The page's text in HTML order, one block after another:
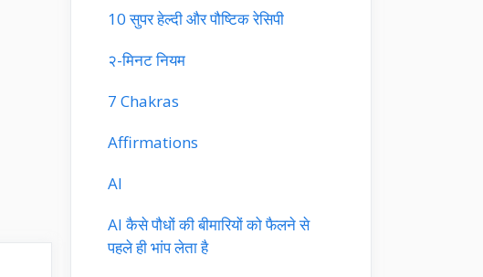
10 सुपर हेल्दी और पौष्टिक रेसिपी
२-मिनट नियम
7 Chakras
Affirmations
AI
AI कैसे पौधों की बीमारियों को फैलने से
पहले ही भांप लेता है